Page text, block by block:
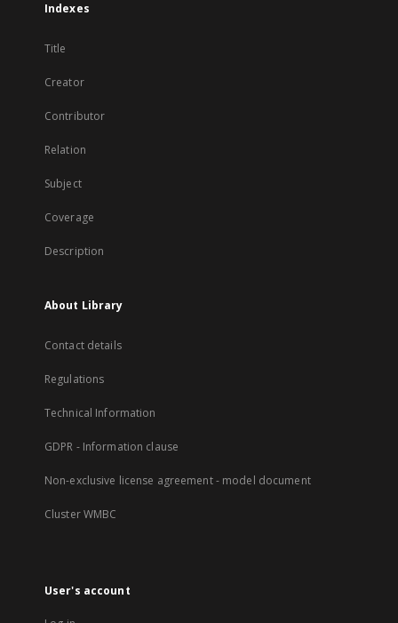
Indexes
Title
Creator
Contributor
Relation
Subject
Coverage
Description
About Library
Contact details
Regulations
Technical Information
GDPR - Information clause
Non-exclusive license agreement - model document
Cluster WMBC
User's account